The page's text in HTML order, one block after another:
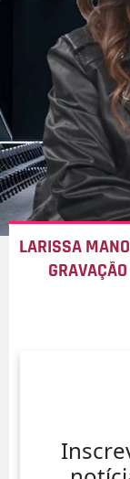
LARISSA